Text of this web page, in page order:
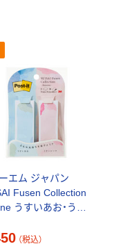
エム ジャパン
Fusen Collection
うすいあお・うす
（税込）